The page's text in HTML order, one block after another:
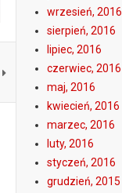
wrzesień, 2016
sierpień, 2016
lipiec, 2016
czerwiec, 2016
maj, 2016
kwiecień, 2016
marzec, 2016
luty, 2016
styczeń, 2016
grudzień, 2015